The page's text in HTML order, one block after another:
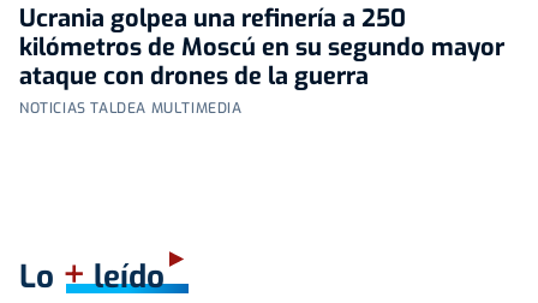
Ucrania golpea una refinería a 250
kilómetros de Moscú en su segundo mayor
ataque con drones de la guerra
NOTICIAS TALDEA MULTIMEDIA
Lo +leído